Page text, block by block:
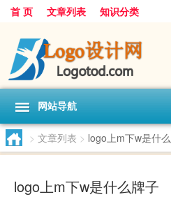
首 页 文章列表 知识分类
网站导航
> 文章列表 > logo上m下w是什
logo上m下w是什么牌子